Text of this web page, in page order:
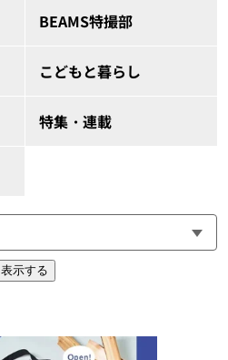
BEAMS特撮部
こどもと暮らし
特集・連載
表示する